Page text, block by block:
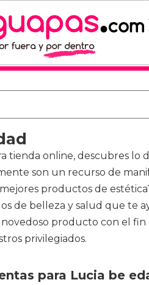
tienda online, descubres lo
son un recurso de
productos de
de belleza y salud que te
producto con el
privilegiados.
para Lucia be